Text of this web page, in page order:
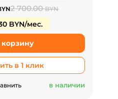
2 700.00BYN
BYN/мес.
корзину
в 1 клик
в наличии